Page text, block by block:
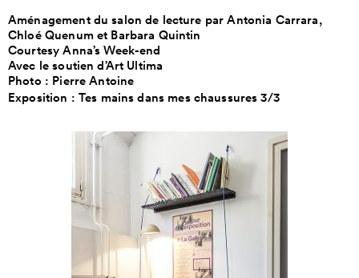
Aménagement du salon de lecture par Antonia Carrara,
Chloé Quenum et Barbara Quintin
Courtesy Anna’s Week-end
Avec le soutien d’Art Ultima
Photo : Pierre Antoine
Exposition : Tes mains dans mes chaussures 3/3